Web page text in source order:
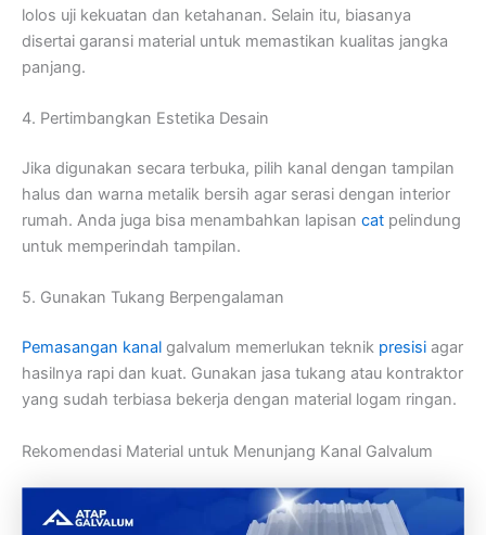
lolos uji kekuatan dan ketahanan. Selain itu, biasanya
disertai garansi material untuk memastikan kualitas jangka
panjang.
4. Pertimbangkan Estetika Desain
Jika digunakan secara terbuka, pilih kanal dengan tampilan
halus dan warna metalik bersih agar serasi dengan interior
rumah. Anda juga bisa menambahkan lapisan cat pelindung
untuk memperindah tampilan.
5. Gunakan Tukang Berpengalaman
Pemasangan kanal galvalum memerlukan teknik presisi agar
hasilnya rapi dan kuat. Gunakan jasa tukang atau kontraktor
yang sudah terbiasa bekerja dengan material logam ringan.
Rekomendasi Material untuk Menunjang Kanal Galvalum